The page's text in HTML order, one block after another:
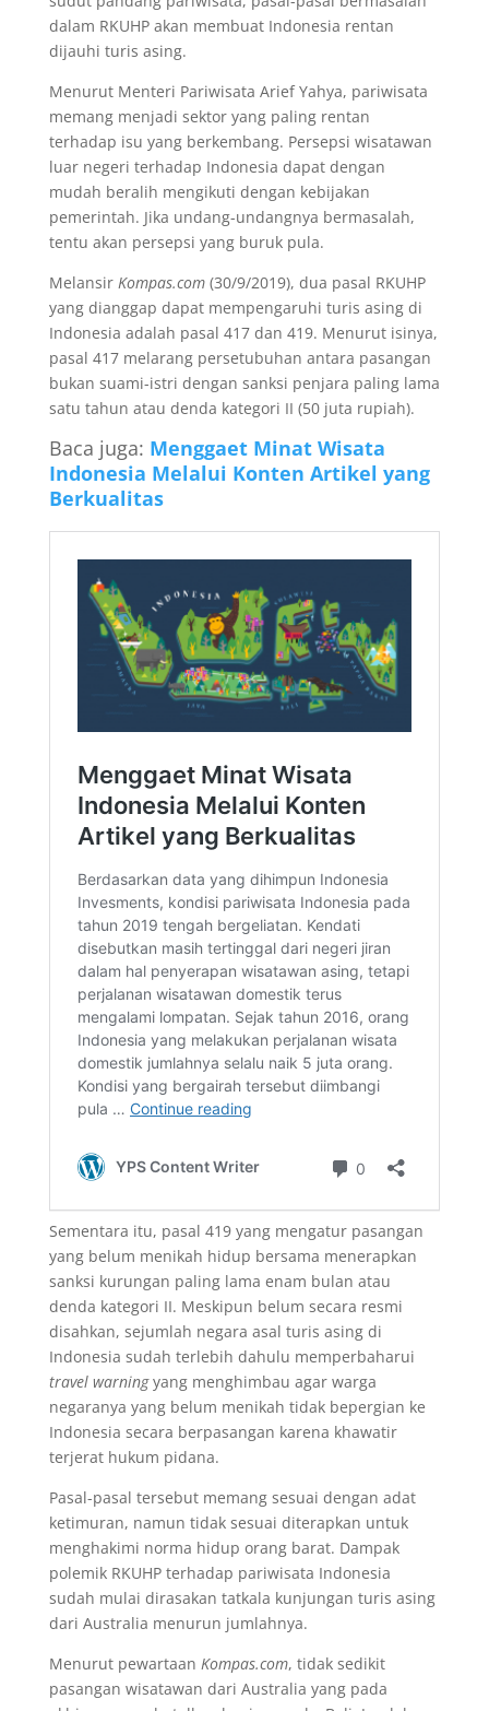
dalam RKUHP akan membuat Indonesia rentan
dijauhi turis asing.
Menurut Menteri Pariwisata Arief Yahya, pariwisata
memang menjadi sektor yang paling rentan
terhadap isu yang berkembang. Persepsi wisatawan
luar negeri terhadap Indonesia dapat dengan
mudah beralih mengikuti dengan kebijakan
pemerintah. Jika undang-undangnya bermasalah,
tentu akan persepsi yang buruk pula.
Melansir Kompas.com(30/9/2019), dua pasal RKUHP
yang dianggap dapat mempengaruhi turis asing di
Indonesia adalah pasal 417 dan 419. Menurut isinya,
pasal 417 melarang persetubuhan antara pasangan
bukan suami-istri dengan sanksi penjara paling lama
satu tahun atau denda kategori II (50 juta rupiah).
Baca juga: Menggaet Minat Wisata
Indonesia Melalui Konten Artikel yang
Berkualitas
Sementara itu, pasal 419 yang mengatur pasangan
yang belum menikah hidup bersama menerapkan
sanksi kurungan paling lama enam bulan atau
denda kategori II. Meskipun belum secara resmi
disahkan, sejumlah negara asal turis asing di
Indonesia sudah terlebih dahulu memperbaharui
travel warningyang menghimbau agar warga
negaranya yang belum menikah tidak bepergian ke
Indonesia secara berpasangan karena khawatir
terjerat hukum pidana.
Pasal-pasal tersebut memang sesuai dengan adat
ketimuran, namun tidak sesuai diterapkan untuk
menghakimi norma hidup orang barat. Dampak
polemik RKUHP terhadap pariwisata Indonesia
sudah mulai dirasakan tatkala kunjungan turis asing
dari Australia menurun jumlahnya.
Menurut pewartaan Kompas.com, tidak sedikit
pasangan wisatawan dari Australia yang pada